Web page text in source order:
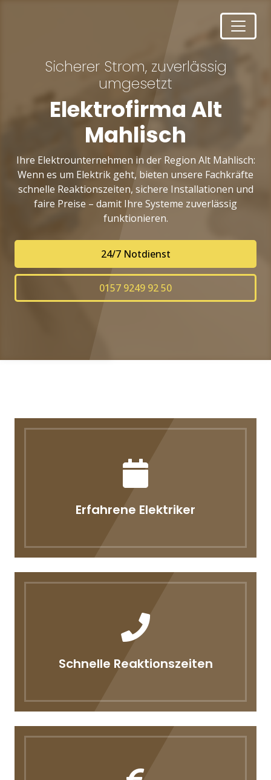
Sicherer Strom, zuverlässig
umgesetzt
Elektrofirma Alt
Mahlisch
Ihre Elektrounternehmen in der Region Alt Mahlisch:
Wenn es um Elektrik geht, bieten unsere Fachkräfte
schnelle Reaktionszeiten, sichere Installationen und
faire Preise – damit Ihre Systeme zuverlässig
funktionieren.
24/7 Notdienst
0157 9249 92 50
Erfahrene Elektriker
Schnelle Reaktionszeiten